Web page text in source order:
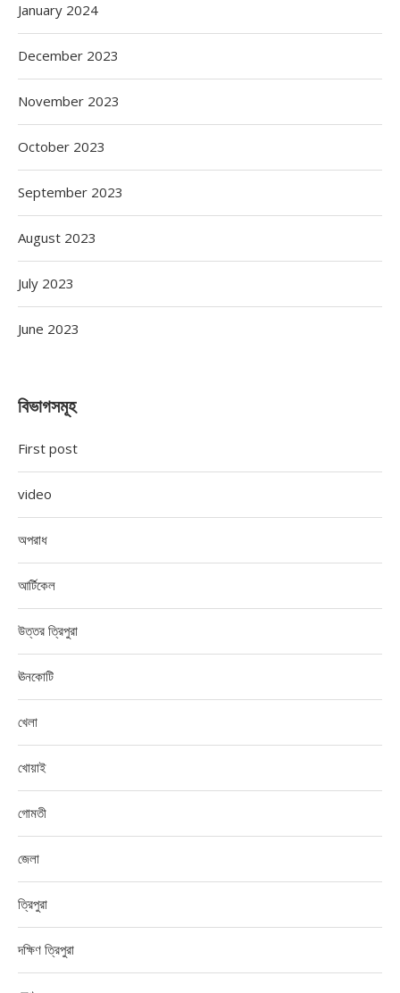
January 2024
December 2023
November 2023
October 2023
September 2023
August 2023
July 2023
June 2023
বিভাগসমূহ
First post
video
অপরাধ
আর্টিকেল
উত্তর ত্রিপুরা
ঊনকোটি
খেলা
খোয়াই
গোমতী
জেলা
ত্রিপুরা
দক্ষিণ ত্রিপুরা